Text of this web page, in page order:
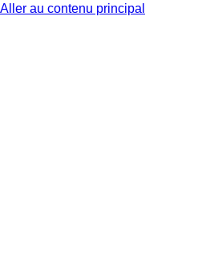
Aller au contenu principal